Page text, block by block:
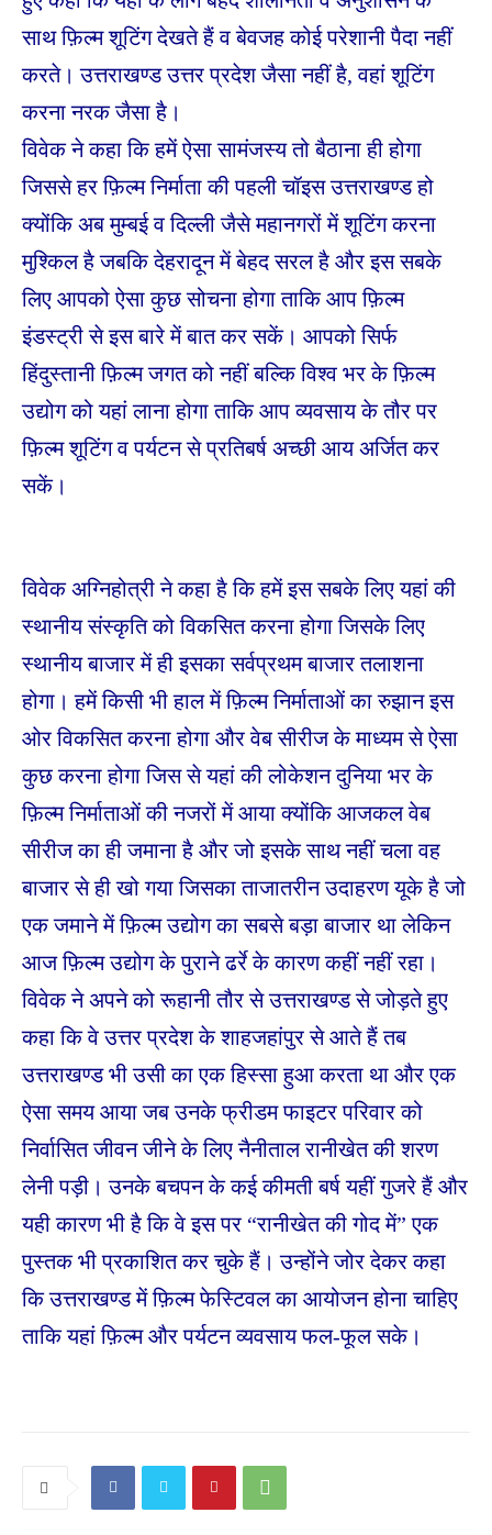
साथ फ़िल्म शूटिंग देखते हैं व बेवजह कोई परेशानी पैदा नहीं
करते। उत्तराखण्ड उत्तर प्रदेश जैसा नहीं है, वहां शूटिंग
करना नरक जैसा है।
विवेक ने कहा कि हमें ऐसा सामंजस्य तो बैठाना ही होगा
जिससे हर फ़िल्म निर्माता की पहली चॉइस उत्तराखण्ड हो
क्योंकि अब मुम्बई व दिल्ली जैसे महानगरों में शूटिंग करना
मुश्किल है जबकि देहरादून में बेहद सरल है और इस सबके
लिए आपको ऐसा कुछ सोचना होगा ताकि आप फ़िल्म
इंडस्ट्री से इस बारे में बात कर सकें। आपको सिर्फ
हिंदुस्तानी फ़िल्म जगत को नहीं बल्कि विश्व भर के फ़िल्म
उद्योग को यहां लाना होगा ताकि आप व्यवसाय के तौर पर
फ़िल्म शूटिंग व पर्यटन से प्रतिबर्ष अच्छी आय अर्जित कर
सकें।
विवेक अग्निहोत्री ने कहा है कि हमें इस सबके लिए यहां की
स्थानीय संस्कृति को विकसित करना होगा जिसके लिए
स्थानीय बाजार में ही इसका सर्वप्रथम बाजार तलाशना
होगा। हमें किसी भी हाल में फ़िल्म निर्माताओं का रुझान इस
ओर विकसित करना होगा और वेब सीरीज के माध्यम से ऐसा
कुछ करना होगा जिस से यहां की लोकेशन दुनिया भर के
फ़िल्म निर्माताओं की नजरों में आया क्योंकि आजकल वेब
सीरीज का ही जमाना है और जो इसके साथ नहीं चला वह
बाजार से ही खो गया जिसका ताजातरीन उदाहरण यूके है जो
एक जमाने में फ़िल्म उद्योग का सबसे बड़ा बाजार था लेकिन
आज फ़िल्म उद्योग के पुराने ढर्रे के कारण कहीं नहीं रहा।
विवेक ने अपने को रूहानी तौर से उत्तराखण्ड से जोड़ते हुए
कहा कि वे उत्तर प्रदेश के शाहजहांपुर से आते हैं तब
उत्तराखण्ड भी उसी का एक हिस्सा हुआ करता था और एक
ऐसा समय आया जब उनके फ्रीडम फाइटर परिवार को
निर्वासित जीवन जीने के लिए नैनीताल रानीखेत की शरण
लेनी पड़ी। उनके बचपन के कई कीमती बर्ष यहीं गुजरे हैं और
यही कारण भी है कि वे इस पर “रानीखेत की गोद में” एक
पुस्तक भी प्रकाशित कर चुके हैं। उन्होंने जोर देकर कहा
कि उत्तराखण्ड में फ़िल्म फेस्टिवल का आयोजन होना चाहिए
ताकि यहां फ़िल्म और पर्यटन व्यवसाय फल-फूल सके।